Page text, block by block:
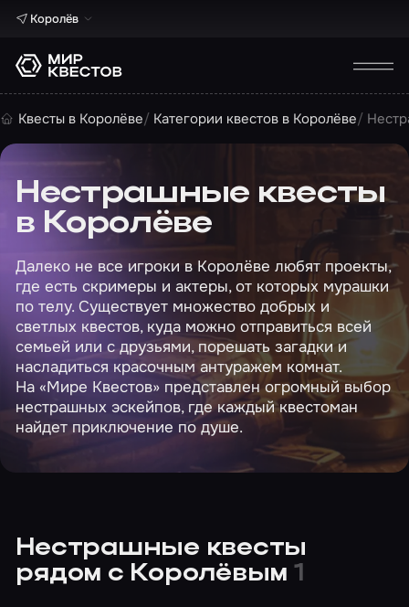
Королёв
Квесты в Королёве Категории квестов в Королёве
Нестрашные квесты
в Королёве
Далеко не все игроки в Королёве любят проекты,
где есть скримеры и актеры, от которых мурашки
по телу. Существует множество добрых и
светлых квестов, куда можно отправиться всей
семьей или с друзьями, порешать загадки и
насладиться красочным антуражем комнат.
На «Мире Квестов» представлен огромный выбор
нестрашных эскейпов, где каждый квестоман
найдет приключение по душе.
Нестрашные квесты
рядом с Королёвым 1